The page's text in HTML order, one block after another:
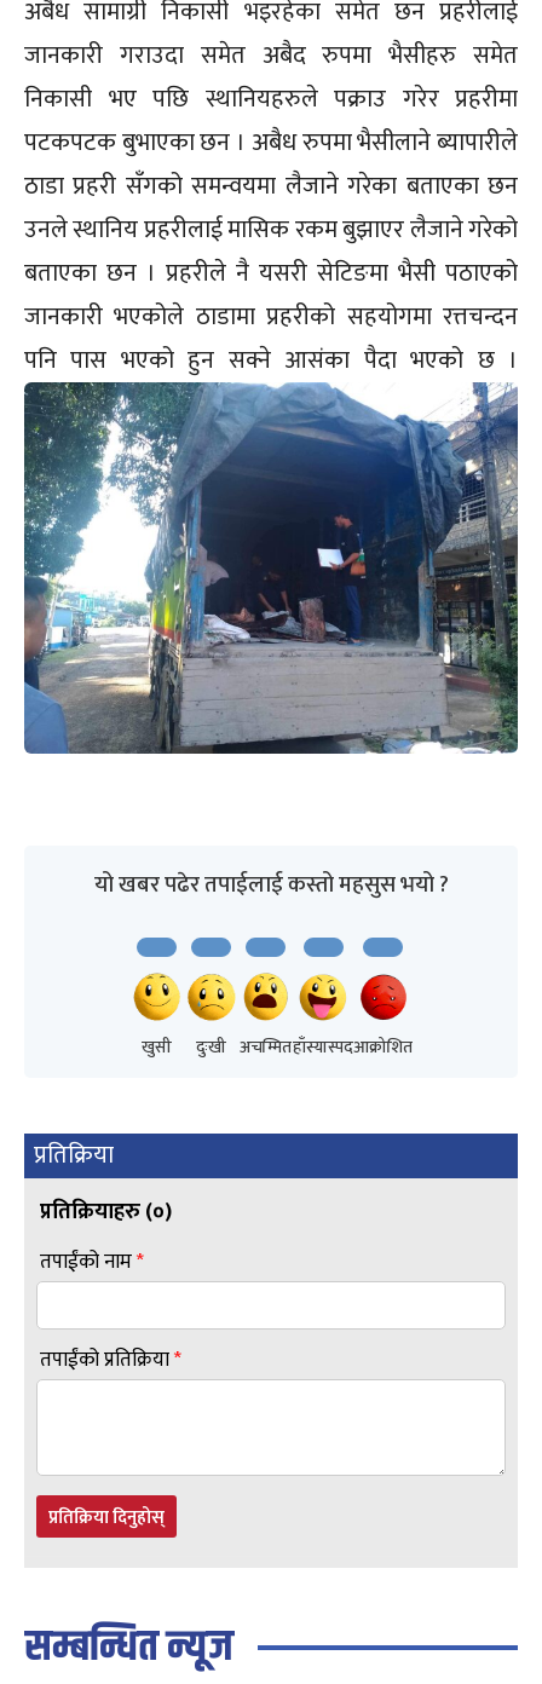
अबैध सामाग्री निकासी भइरहेका समेत छन प्रहरीलाई
जानकारी गराउदा समेत अबैद रुपमा भैसीहरु समेत
निकासी भए पछि स्थानियहरुले पक्राउ गरेर प्रहरीमा
पटकपटक बुभाएका छन । अबैध रुपमा भैसीलाने ब्यापारीले
ठाडा प्रहरी सँगको समन्वयमा लैजाने गरेका बताएका छन
उनले स्थानिय प्रहरीलाई मासिक रकम बुझाएर लैजाने गरेको
बताएका छन । प्रहरीले नै यसरी सेटिङमा भैसी पठाएको
जानकारी भएकोले ठाडामा प्रहरीको सहयोगमा रत्तचन्दन
पनि पास भएको हुन सक्ने आसंका पैदा भएको छ ।
यो खबर पढेर तपाईलाई कस्तो महसुस भयो ?
खुसी दुःखी अचम्मितहाँस्यास्पदआक्रोशित
प्रतिक्रिया
प्रतिक्रियाहरु (०)
तपाईंको नाम*
तपाईंको प्रतिक्रिया*
प्रतिक्रिया दिनुहोस्
सम्बन्धित न्यूज